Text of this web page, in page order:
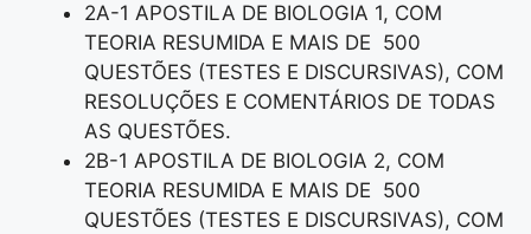
2A-1 APOSTILA DE BIOLOGIA 1, COM
TEORIA RESUMIDA E MAIS DE 500
QUESTÕES (TESTES E DISCURSIVAS), COM
RESOLUÇÕES E COMENTÁRIOS DE TODAS
AS QUESTÕES.
2B-1 APOSTILA DE BIOLOGIA 2, COM
TEORIA RESUMIDA E MAIS DE 500
QUESTÕES (TESTES E DISCURSIVAS), COM